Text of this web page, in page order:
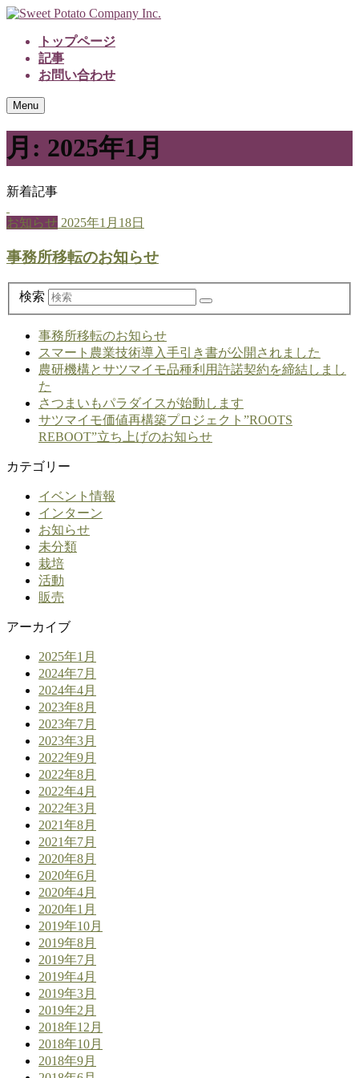
トップページ
記事
お問い合わせ
Menu
月: 2025年1月
新着記事
お知らせ 2025年1月18日
事務所移転のお知らせ
検索
事務所移転のお知らせ
スマート農業技術導入手引き書が公開されました
農研機構とサツマイモ品種利用許諾契約を締結しまし
た
さつまいもパラダイスが始動します
サツマイモ価値再構築プロジェクト”ROOTS
REBOOT”立ち上げのお知らせ
カテゴリー
イベント情報
インターン
お知らせ
未分類
栽培
活動
販売
アーカイブ
2025年1月
2024年7月
2024年4月
2023年8月
2023年7月
2023年3月
2022年9月
2022年8月
2022年4月
2022年3月
2021年8月
2021年7月
2020年8月
2020年6月
2020年4月
2020年1月
2019年10月
2019年8月
2019年7月
2019年4月
2019年3月
2019年2月
2018年12月
2018年10月
2018年9月